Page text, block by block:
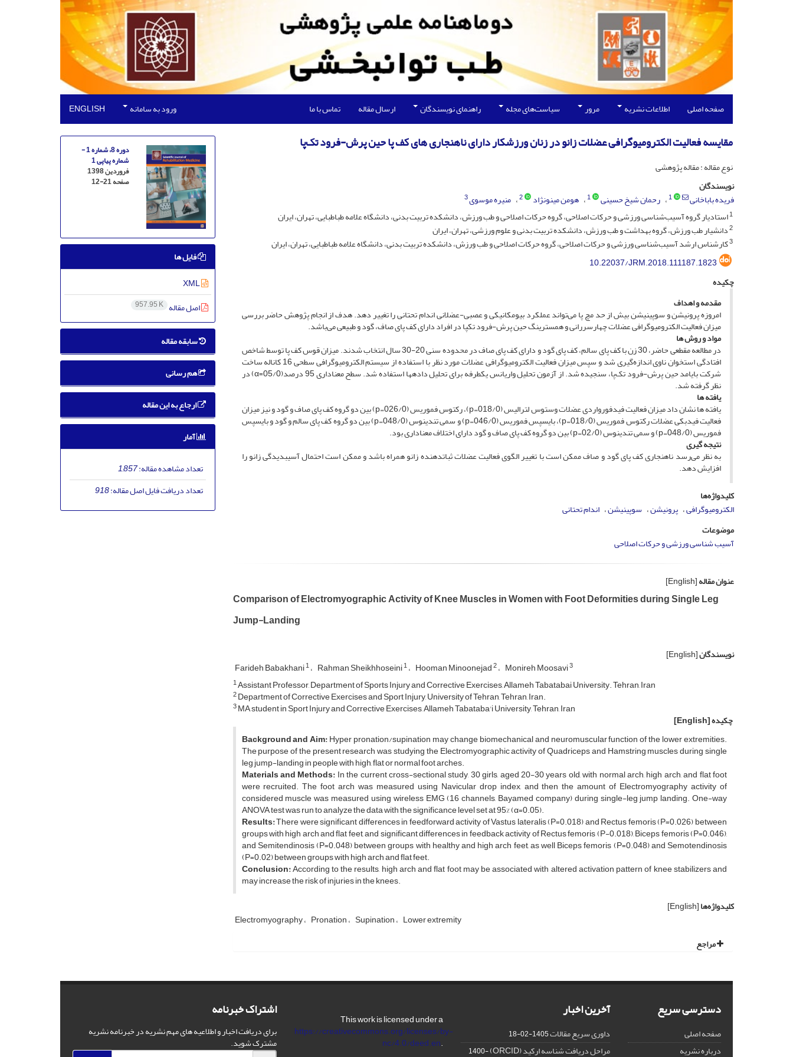
صفحه اصلی اطلاعات نشریه مرور سیاست‌های مجله راهنمای نویسندگان ارسال مقاله تماس با ما ورود به سامانه ENGLISH
مقایسه فعالیت الکترومیوگرافی عضلات زانو در زنان ورزشکار دارای ناهنجاری های کف پا حین پرش-فرود تک‌پا
نوع مقاله : مقاله پژوهشی
نویسندگان
فریده باباخانی
1 رحمان شیخ حسینی 1 هومن مینونژاد 2 منیره موسوی3
1استادیار گروه آسیب‌شناسی ورزشی و حرکات اصلاحی، گروه حرکات اصلاحی و طب ورزش، دانشکده تربیت بدنی، دانشگاه علامه طباطبایی، تهران، ایران
2دانشیار طب ورزش، گروه بهداشت و طب ورزش، دانشکده تربیت بدنی و علوم ورزشی، تهران، ایران
3کارشناس ارشد آسیب‌شناسی ورزشی و حرکات اصلاحی، گروه حرکات اصلاحی و طب ورزش، دانشکده تربیت بدنی، دانشگاه علامه طباطبایی، تهران، ایران
10.22037/JRM.2018.111187.1823
چکیده
مقدمه و اهداف
امروزه پرونیشن و سوپینیشن بیش‌ از حد مچ پا می‌تواند عملکرد بیومکانیکی و عصبی-عضلانی اندام تحتانی را تغییر دهد. هدف از انجام پژوهش حاضر بررسی
میزان فعالیت الکترومیوگرافی عضلات چهارسررانی و همسترینگ حین پرش-فرود تک­پا در افراد دارای کف ‌پای صاف، گود و طبیعی می‌باشد.
مواد و روش ­ها
در مطالعه مقطعی حاضر، 30 زن با کف ‌پای سالم، کف ‌پای گود و دارای کف ‌پای صاف در محدوده سنی 20-30 سال انتخاب شدند. میزان قوس کف ‌پا توسط شاخص
افتادگی استخوان ناوی اندازه‌گیری شد و سپس میزان فعالیت الکترومیوگرافی عضلات مورد نظر با استفاده از سیستم الکترومیوگرافی سطحی 16 کاناله ساخت
شرکت بایامد حین پرش-فرود تک‌پا، سنجیده شد. از آزمون تحلیل واریانس یک­طرفه برای تحلیل داده­ها استفاده شد. سطح معناداری 95 درصد(05/0=α) در
نظر گرفته شد.
یافته ­ها
یافته­ ها نشان داد میزان فعالیت فیدفورواردی عضلات وستوس لترالیس (018/0₌p)، رکتوس فموریس (026/0₌p) بین دو گروه کف پای صاف و گود و نیز میزان
فعالیت فیدبکی عضلات رکتوس فموریس (018/0₌p)، بایسپس فموریس (046/0₌p) و سمی تندینوس (048/0₌p) بین دو گروه کف ‌پای سالم و گود و بایسپس
فموریس (048/0₌p) و سمی تندینوس (02/0₌p) بین دو گروه کف ‌پای صاف و گود دارای اختلاف معناداری بود.
نتیجه ­گیری
به نظر می‌رسد ناهنجاری‌ کف پای گود و صاف ممکن است با تغییر الگوی فعالیت عضلات ثبات­دهنده زانو همراه ‌باشد و ممکن است احتمال آسیب­دیدگی زانو را
افزایش دهد.
کلیدواژه‌ها
الکترومیوگرافی پرونیشن سوپینیشن اندام تحتانی
موضوعات
آسیب شناسی ورزشی و حرکات اصلاحی
عنوان مقاله[English]
Comparison of Electromyographic Activity of Knee Muscles in Women with Foot Deformities during Single Leg
Jump-Landing
نویسندگان[English]
Farideh Babakhani1 Rahman Sheikhhoseini1 Hooman Minoonejad2 Monireh Moosavi3
1Assistant Professor, Department of Sports Injury and Corrective Exercises, Allameh Tabatabai University. Tehran, Iran
2Department of Corrective Exercises and Sport Injury, University of Tehran, Tehran, Iran.
3MA student in Sport Injury and Corrective Exercises, Allameh Tabataba'i University, Tehran, Iran
چکیده[English]
Background and Aim:Hyper pronation/supination may change biomechanical and neuromuscular function of the lower extremities.
The purpose of the present research was studying the Electromyographic activity of Quadriceps and Hamstring muscles during single
leg jump-landing in people with high, flat or normal foot arches.
Materials and Methods:In the current cross-sectional study, 30 girls, aged 20-30 years old, with normal arch, high arch, and flat foot
were recruited. The foot arch was measured using Navicular drop index, and then the amount of Electromyography activity of
considered muscle was measured using wireless EMG (16 channels, Bayamed company) during single-leg jump landing. One-way
ANOVA test was run to analyze the data with the significance level set at 95% (α=0.05).
Results:There were significant differences in feedforward activity of Vastus lateralis (P=0.018) and Rectus femoris (P=0.026) between
groups with high arch and flat feet, and significant differences in feedback activity of Rectus femoris (P-0.018), Biceps femoris (P=0.046),
and Semitendinosis (P=0.048) between groups with healthy and high arch feet, as well Biceps femoris (P=0.048) and Semotendinosis
(P=0.02) between groups with high arch and flat feet.
Conclusion:According to the results, high arch and flat foot may be associated with altered activation pattern of knee stabilizers and
may increase the risk of injuries in the knees.
کلیدواژه‌ها[English]
Electromyography Pronation Supination Lower extremity
مراجع
دوره 8، شماره 1 -
شماره پیاپی 1
فروردین 1398
صفحه12-21
فایل ها
XML
اصل مقاله 957.95 K
سابقه مقاله
هم رسانی
ارجاع به این مقاله
آمار
تعداد مشاهده مقاله:1,857
تعداد دریافت فایل اصل مقاله:918
دسترسی سریع
صفحه اصلی
درباره نشریه
آخرین اخبار
داوری سریع مقالات1405-02-18
مراحل دریافت شناسه ارکید (ORCID)
1400-
This work is licensed under a
https://creativecommons.org/licenses/by-
nc/4.0/deed.en.
اشتراک خبرنامه
برای دریافت اخبار و اطلاعیه های مهم نشریه در خبرنامه نشریه
مشترک شوید.